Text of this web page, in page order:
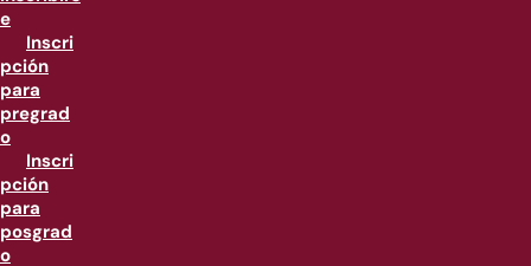
e
Inscri
pción
para
pregrad
o
Inscri
pción
para
posgrad
o